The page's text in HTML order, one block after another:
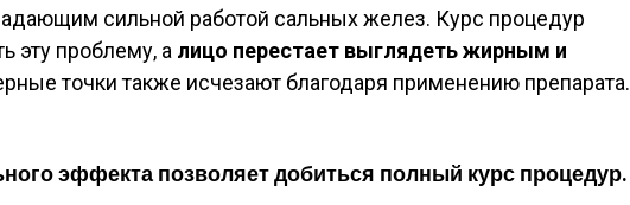
сильной работой сальных желез. Курс процедур
эту проблему, а лицо перестает выглядеть жирным и
точки также исчезают благодаря применению препарата.
эффекта позволяет добиться полный курс процедур.